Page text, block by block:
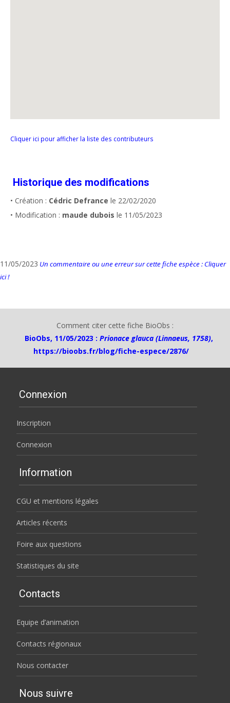
Cliquer ici pour afficher la liste des contributeurs
Historique des modifications
• Création : Cédric Defrance le 22/02/2020
• Modification : maude dubois le 11/05/2023
11/05/2023 Un commentaire ou une erreur sur cette fiche espèce : Cliquer
ici !
Comment citer cette fiche BioObs :
BioObs, 11/05/2023 : Prionace glauca (Linnaeus, 1758),
https://bioobs.fr/blog/fiche-espece/2876/
Connexion
Inscription
Connexion
Information
CGU et mentions légales
Articles récents
Foire aux questions
Statistiques du site
Contacts
Equipe d’animation
Contacts régionaux
Nous contacter
Nous suivre